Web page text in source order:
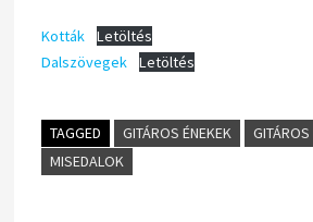
Kották
Letöltés
Dalszövegek
Letöltés
TAGGED GITÁROS ÉNEKEK
GITÁROS
MISEDALOK